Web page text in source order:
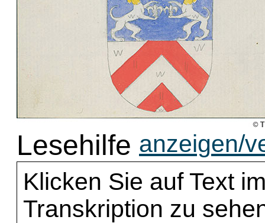
Lesehilfe anzeigen/
Klicken Sie auf Text
Transkription zu